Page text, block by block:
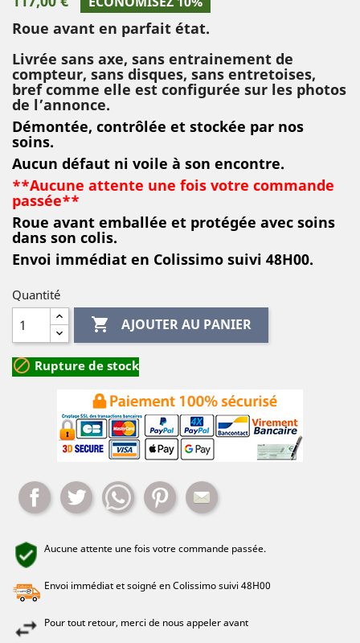
Roue avant en parfait état.
Livrée sans axe, sans entrainement de
compteur, sans disques, sans entretoises,
bref comme elle est configurée sur les photos
de l’annonce.
Démontée, contrôlée et stockée par nos
soins.
Aucun défaut ni voile à son encontre.
**Aucune attente une fois votre commande
passée**
Roue avant emballée et protégée avec soins
dans son colis.
Envoi immédiat en Colissimo suivi 48H00.
Quantité
 AJOUTER AU PANIER
 Rupture de stock
Partager Tweet WhatsappPinterest
Aucune attente une fois votre commande passée.
Envoi immédiat et soigné en Colissimo suivi 48H00
Pour tout retour, merci de nous appeler avant